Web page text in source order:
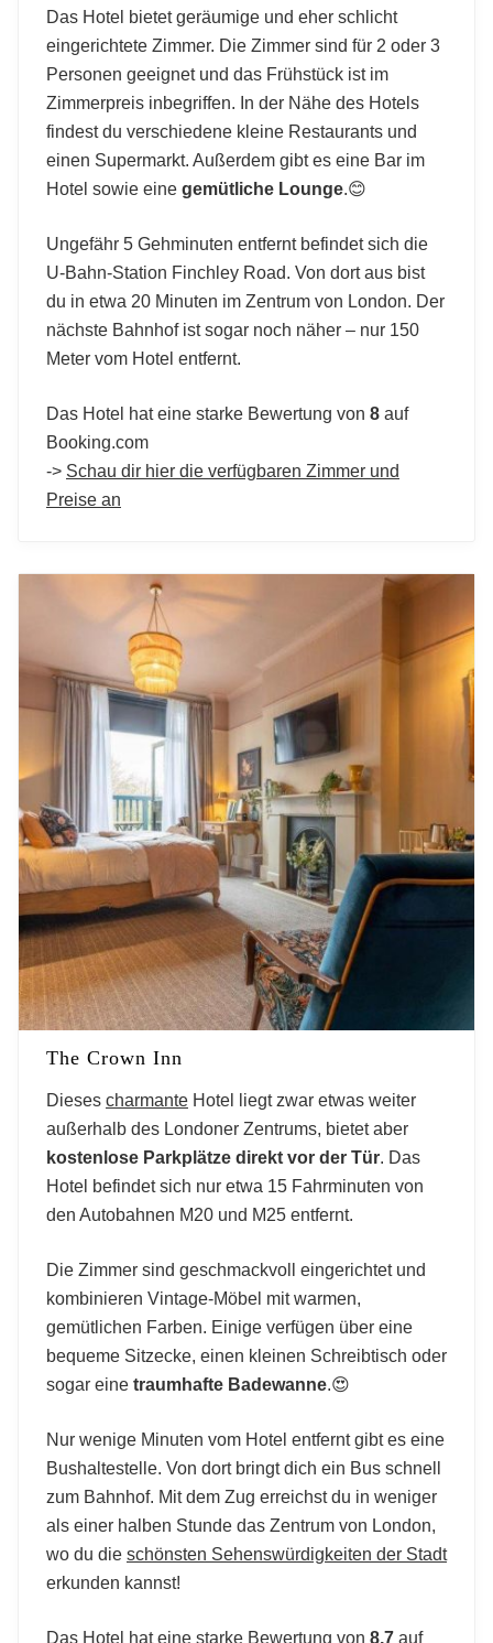
Das Hotel bietet geräumige und eher schlicht
eingerichtete Zimmer. Die Zimmer sind für 2 oder 3
Personen geeignet und das Frühstück ist im
Zimmerpreis inbegriffen. In der Nähe des Hotels
findest du verschiedene kleine Restaurants und
einen Supermarkt. Außerdem gibt es eine Bar im
Hotel sowie eine gemütliche Lounge.😊
Ungefähr 5 Gehminuten entfernt befindet sich die
U-Bahn-Station Finchley Road. Von dort aus bist
du in etwa 20 Minuten im Zentrum von London. Der
nächste Bahnhof ist sogar noch näher – nur 150
Meter vom Hotel entfernt.
Das Hotel hat eine starke Bewertung von 8 auf
Booking.com
-> Schau dir hier die verfügbaren Zimmer und
Preise an
The Crown Inn
Dieses charmante Hotel liegt zwar etwas weiter
außerhalb des Londoner Zentrums, bietet aber
kostenlose Parkplätze direkt vor der Tür. Das
Hotel befindet sich nur etwa 15 Fahrminuten von
den Autobahnen M20 und M25 entfernt.
Die Zimmer sind geschmackvoll eingerichtet und
kombinieren Vintage-Möbel mit warmen,
gemütlichen Farben. Einige verfügen über eine
bequeme Sitzecke, einen kleinen Schreibtisch oder
sogar eine traumhafte Badewanne.😍
Nur wenige Minuten vom Hotel entfernt gibt es eine
Bushaltestelle. Von dort bringt dich ein Bus schnell
zum Bahnhof. Mit dem Zug erreichst du in weniger
als einer halben Stunde das Zentrum von London,
wo du die schönsten Sehenswürdigkeiten der Stadt
erkunden kannst!
Das Hotel hat eine starke Bewertung von 8,7 auf